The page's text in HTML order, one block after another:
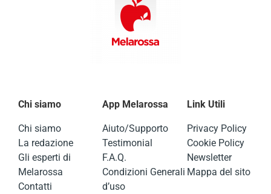
Chi siamo
Chi siamo
La redazione
Gli esperti di
Melarossa
Contatti
App Melarossa
Aiuto/Supporto
Testimonial
F.A.Q.
Condizioni Generali
d’uso
Link Utili
Privacy Policy
Cookie Policy
Newsletter
Mappa del sito